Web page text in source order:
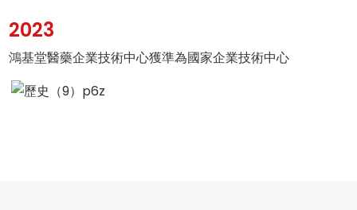
2023
鴻基堂醫藥企業技術中心獲準為國家企業技術中心